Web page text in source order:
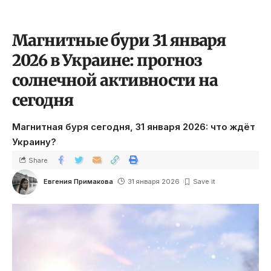
Магнитные бури 31 января
2026 в Украине: прогноз
солнечной активности на
сегодня
Магнитная буря сегодня, 31 января 2026: что ждёт
Украину?
Евгения Примакова 31 января 2026
Share